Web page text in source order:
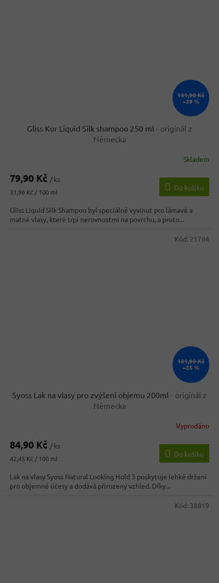
131,90 Kč
–39 %
Gliss Kur Liquid Silk shampoo 250 ml - originál z
Německa
produktu
4,1
z
Skladem
79,90 Kč / ks
Měrná
31,96 Kč / 100 ml
Do košíku
Gliss Liquid Silk Shampoo byl speciálně vyvinut pro lámavé a
matné vlasy, které trpí nerovnostmi na povrchu, a proto...
131,90 Kč
–35 %
Syoss Lak na vlasy pro zvýšení objemu 200ml - originál z
Německa
Vyprodáno
84,90 Kč / ks
Měrná
42,45 Kč / 100 ml
Do košíku
Lak na vlasy Syoss Natural Looking Hold 3 poskytuje lehké držení
pro objemné účesy a dodává přirozený vzhled. Díky...
Kód: 21784
Kód: 38819